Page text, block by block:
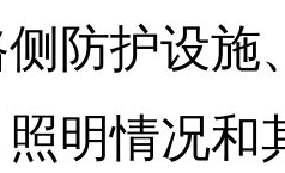
防护设施
明情况和